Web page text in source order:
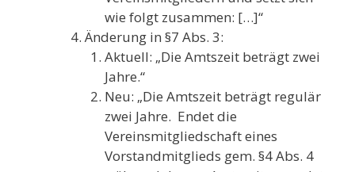
wie folgt zusammen: […]“
Änderung in §7 Abs. 3:
Aktuell: „Die Amtszeit beträgt zwei
Jahre.“
Neu: „Die Amtszeit beträgt regulär
zwei Jahre. Endet die
Vereinsmitgliedschaft eines
Vorstandmitglieds gem. §4 Abs. 4